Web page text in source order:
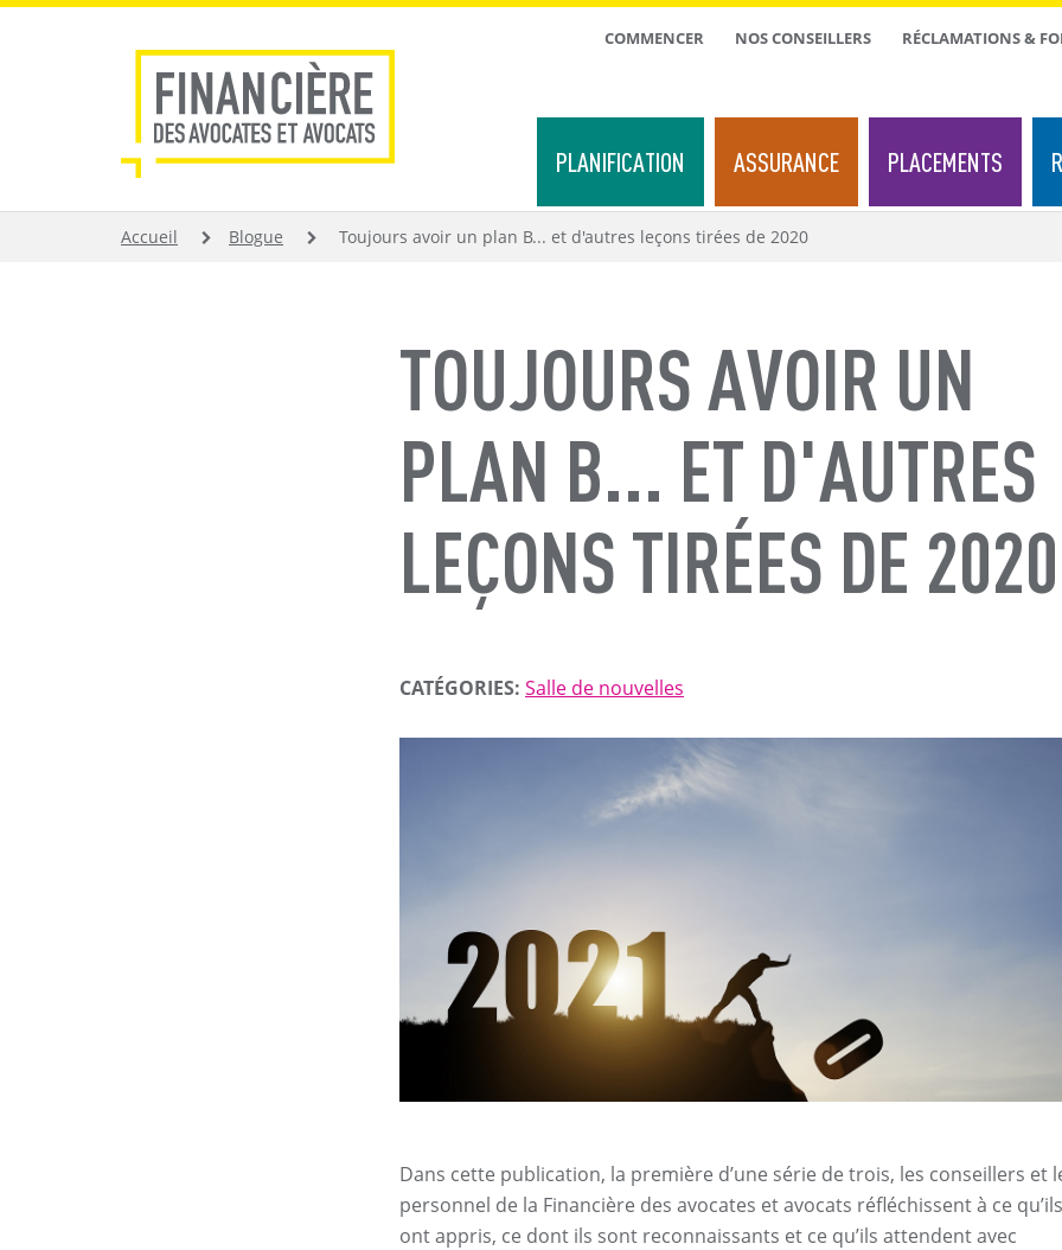
Aller
TOP
COMMENCER NOS CONSEILLERS RÉCLAMATIONS &
PLANIFICATION ASSURANCE PLACEMENTS
FIL
Accueil Blogue Toujours avoir un plan B... et d'autres leçons tirées de 2020
TOUJOURS AVOIR UN
PLAN B... ET D'AUTRES
LEÇONS TIRÉES DE 2020
CATÉGORIES: Salle de nouvelles
Dans cette publication, la première d’une série de trois, les conseillers et
personnel de la Financière des avocates et avocats réfléchissent à ce qu’ils
ont appris, ce dont ils sont reconnaissants et ce qu’ils attendent avec